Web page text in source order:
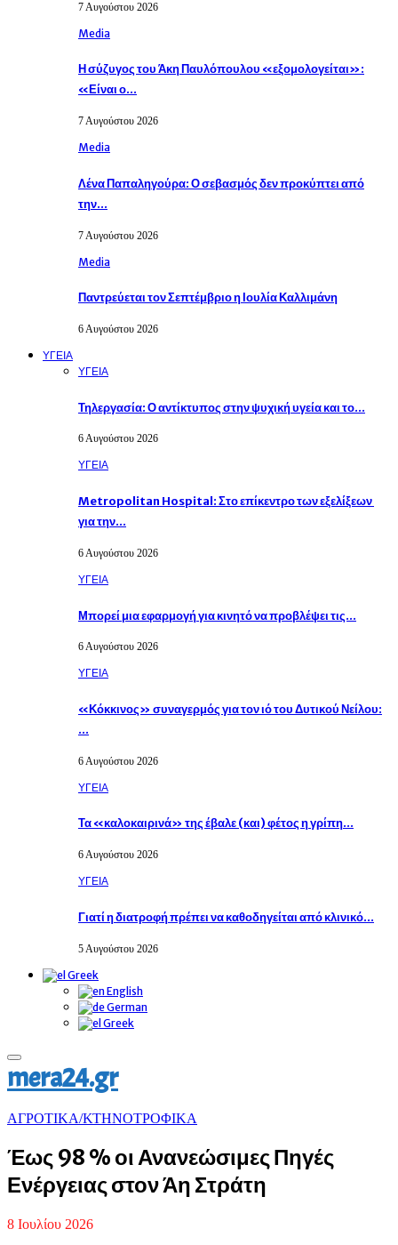
7 Αυγούστου 2026
Media
Η σύζυγος του Άκη Παυλόπουλου «εξομολογείται»:
«Είναι ο…
7 Αυγούστου 2026
Media
Λένα Παπαληγούρα: Ο σεβασμός δεν προκύπτει από
την…
7 Αυγούστου 2026
Media
Παντρεύεται τον Σεπτέμβριο η Ιουλία Καλλιμάνη
6 Αυγούστου 2026
ΥΓΕΙΑ
ΥΓΕΙΑ
Τηλεργασία: Ο αντίκτυπος στην ψυχική υγεία και το…
6 Αυγούστου 2026
ΥΓΕΙΑ
Metropolitan Hospital: Στο επίκεντρο των εξελίξεων
για την…
6 Αυγούστου 2026
ΥΓΕΙΑ
Μπορεί μια εφαρμογή για κινητό να προβλέψει τις…
6 Αυγούστου 2026
ΥΓΕΙΑ
«Κόκκινος» συναγερμός για τον ιό του Δυτικού Νείλου:
…
6 Αυγούστου 2026
ΥΓΕΙΑ
Τα «καλοκαιρινά» της έβαλε (και) φέτος η γρίπη…
6 Αυγούστου 2026
ΥΓΕΙΑ
Γιατί η διατροφή πρέπει να καθοδηγείται από κλινικό…
5 Αυγούστου 2026
Greek
English
German
Greek
Primary
Menu
mera24.gr
ΑΓΡΟΤΙΚΑ/ΚΤΗΝΟΤΡΟΦΙΚΑ
Έως 98 % οι Ανανεώσιμες Πηγές
Ενέργειας στον Άη Στράτη
8 Ιουλίου 2026